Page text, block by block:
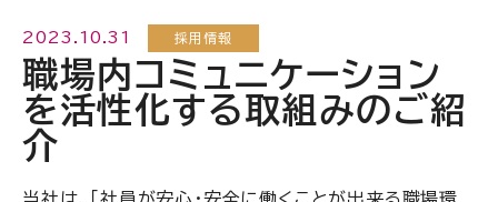
2023.10.31 採用情報
職場内コミュニケーション
を活性化する取組みのご紹
介